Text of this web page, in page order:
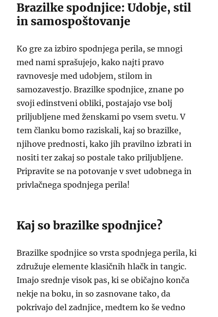
Brazilke spodnjice: Udobje, stil
in samospoštovanje
Ko gre za izbiro spodnjega perila, se mnogi
med nami sprašujejo, kako najti pravo
ravnovesje med udobjem, stilom in
samozavestjo. Brazilke spodnjice, znane po
svoji edinstveni obliki, postajajo vse bolj
priljubljene med ženskami po vsem svetu. V
tem članku bomo raziskali, kaj so brazilke,
njihove prednosti, kako jih pravilno izbrati in
nositi ter zakaj so postale tako priljubljene.
Pripravite se na potovanje v svet udobnega in
privlačnega spodnjega perila!
Kaj so brazilke spodnjice?
Brazilke spodnjice so vrsta spodnjega perila, ki
združuje elemente klasičnih hlačk in tangic.
Imajo srednje visok pas, ki se običajno konča
nekje na boku, in so zasnovane tako, da
pokrivajo del zadnjice, medtem ko še vedno